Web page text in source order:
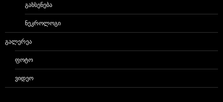
ᲒᲐᲮᲡᲔᲜᲔᲑᲐ
ᲜᲔᲙᲠᲝᲚᲝᲒᲘ
ᲒᲐᲚᲔᲠᲔᲐ
ᲤᲝᲢᲝ
ᲕᲘᲓᲔᲝ